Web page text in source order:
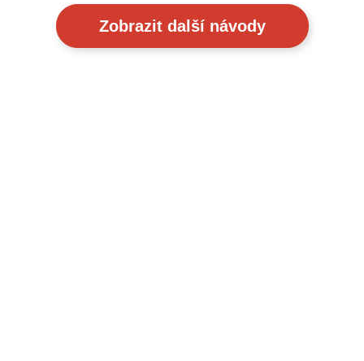
Zobrazit další návody